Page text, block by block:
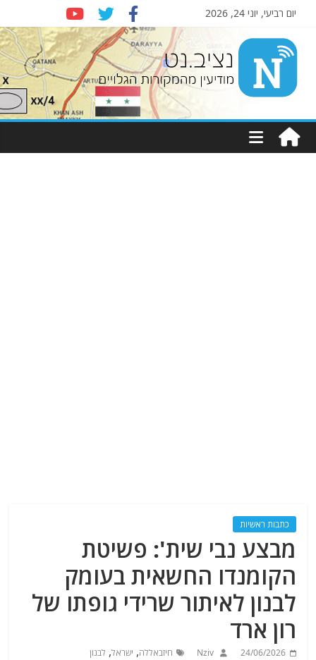
יום רביעי, יוני 24, 2026
Nziv.net
מודיעין
מהמקורות
כתבות ראשיות
מבצע נבי שית': פשיטת
הקומנדו החשאית בעומק
לבנון לאיתור שרידי גופתו של
רון ארד
24/06/2026
Nziv חיזבאללה, ישראל, לבנון